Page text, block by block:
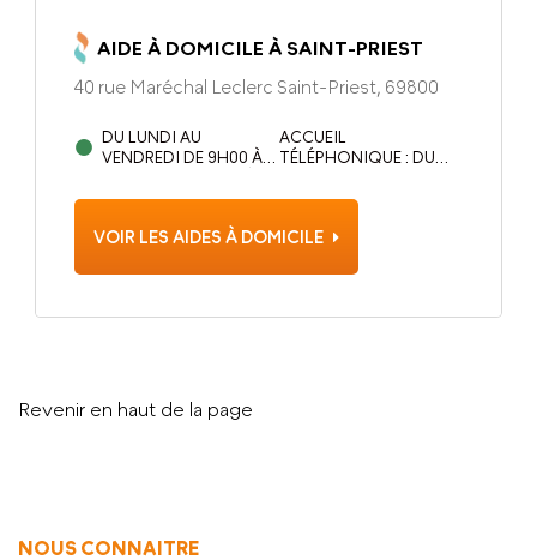
AIDE À DOMICILE À SAINT-PRIEST
40 rue Maréchal Leclerc Saint-Priest, 69800
DU LUNDI AU
VENDREDI DE 9H00 À
17H00
ACCUEIL
TÉLÉPHONIQUE : DU
8H À 20H
VOIR LES AIDES À DOMICILE
Revenir en haut de la page
NOUS CONNAITRE